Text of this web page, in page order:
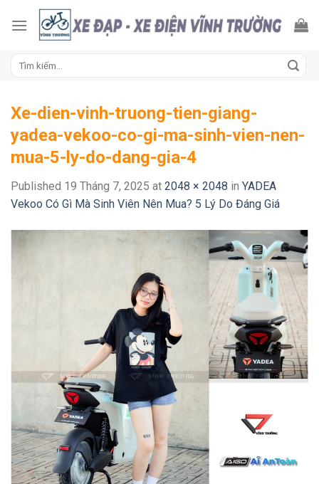
Xe-dien-vinh-truong-tien-giang-
yadea-vekoo-co-gi-ma-sinh-vien-nen-
mua-5-ly-do-dang-gia-4
Published 19 Tháng 7, 2025 at 2048 × 2048 in YADEA
Vekoo Có Gì Mà Sinh Viên Nên Mua? 5 Lý Do Đáng Giá